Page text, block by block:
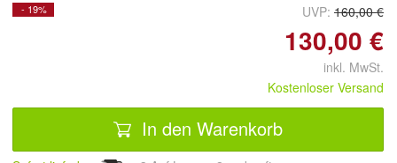
- 19% UVP: 160,00 €
130,00 €
inkl. MwSt.
Kostenloser Versand
In den Warenkorb